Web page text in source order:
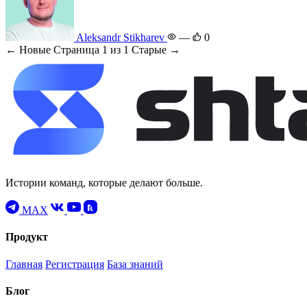
Aleksandr Stikharev —
0
← Новые Страница 1 из 1 Старые →
Истории команд, которые делают больше.
MAX
Продукт
Главная Регистрация База знаний
Блог